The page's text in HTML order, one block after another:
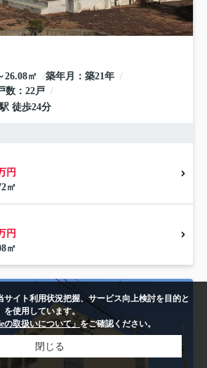
26.08㎡ 築年月
築21年
数
22戸
駅 徒歩24分
円
㎡
円
㎡
サイト利用状況把握、サービス向上検討を目的と
を使用しています。
の取扱いについて」をご確認ください。
閉じる